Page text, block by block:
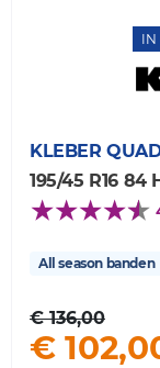
IN
KLEBER
195/45 R16 84
All season banden
€ 136,00
€